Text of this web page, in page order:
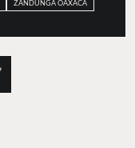
ZANDUNGA OAXACA